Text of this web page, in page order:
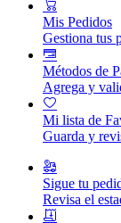
Mis Pedidos
Gestiona tus
Métodos de
Agrega y
Mi lista de
Guarda y
Sigue tu
Revisa el